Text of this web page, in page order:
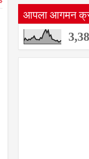
आपला आगमन